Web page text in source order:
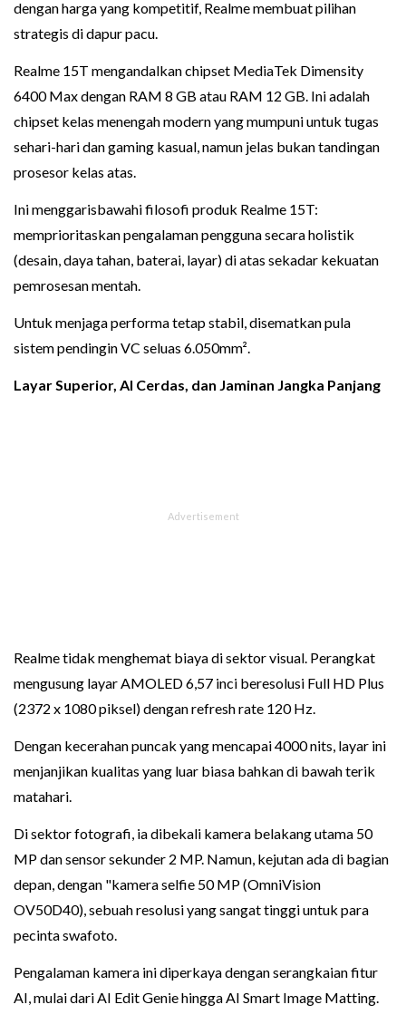
dengan harga yang kompetitif, Realme membuat pilihan
strategis di dapur pacu.
Realme 15T mengandalkan chipset MediaTek Dimensity
6400 Max dengan RAM 8 GB atau RAM 12 GB. Ini adalah
chipset kelas menengah modern yang mumpuni untuk tugas
sehari-hari dan gaming kasual, namun jelas bukan tandingan
prosesor kelas atas.
Ini menggarisbawahi filosofi produk Realme 15T:
memprioritaskan pengalaman pengguna secara holistik
(desain, daya tahan, baterai, layar) di atas sekadar kekuatan
pemrosesan mentah.
Untuk menjaga performa tetap stabil, disematkan pula
sistem pendingin VC seluas 6.050mm².
Layar Superior, AI Cerdas, dan Jaminan Jangka Panjang
Realme tidak menghemat biaya di sektor visual. Perangkat
mengusung layar AMOLED 6,57 inci beresolusi Full HD Plus
(2372 x 1080 piksel) dengan refresh rate 120 Hz.
Dengan kecerahan puncak yang mencapai 4000 nits, layar ini
menjanjikan kualitas yang luar biasa bahkan di bawah terik
matahari.
Di sektor fotografi, ia dibekali kamera belakang utama 50
MP dan sensor sekunder 2 MP. Namun, kejutan ada di bagian
depan, dengan "kamera selfie 50 MP (OmniVision
OV50D40), sebuah resolusi yang sangat tinggi untuk para
pecinta swafoto.
Pengalaman kamera ini diperkaya dengan serangkaian fitur
AI, mulai dari AI Edit Genie hingga AI Smart Image Matting.